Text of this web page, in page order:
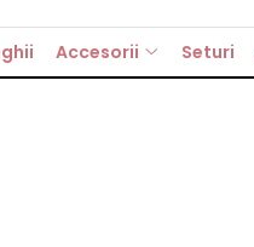
Accesorii Seturi